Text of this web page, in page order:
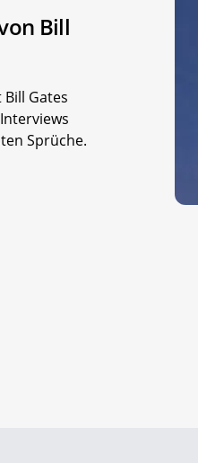
Bill
Gates
Sprüche.